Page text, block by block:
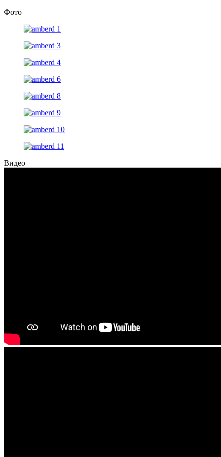
Фото
Видео